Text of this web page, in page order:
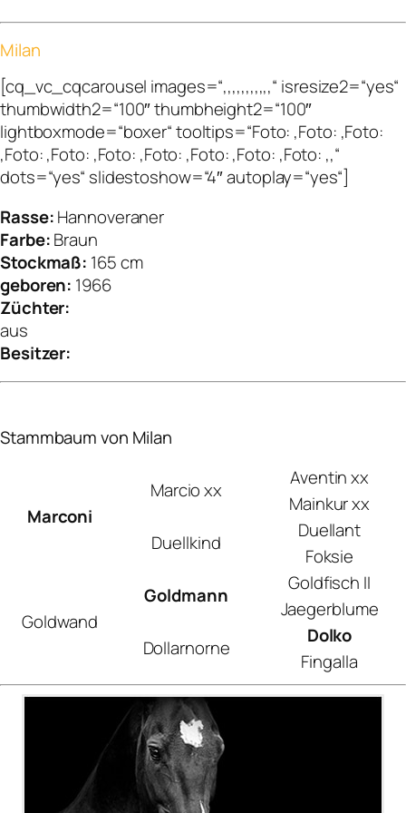
Milan
[cq_vc_cqcarousel images=“,,,,,,,,,,,“ isresize2=“yes“
thumbwidth2=“100″ thumbheight2=“100″
lightboxmode=“boxer“ tooltips=“Foto: ,Foto: ,Foto:
,Foto: ,Foto: ,Foto: ,Foto: ,Foto: ,Foto: ,Foto: ,,“
dots=“yes“ slidestoshow=“4″ autoplay=“yes“]
Rasse:Hannoveraner
Farbe:Braun
Stockmaß: 165 cm
geboren: 1966
Züchter:
aus
Besitzer:
Stammbaum von Milan
Marconi
Marcio xx
Aventin xx
Mainkur xx
Duellkind
Duellant
Foksie
Goldwand
Goldmann
Goldfisch II
Jaegerblume
Dollarnorne
Dolko
Fingalla